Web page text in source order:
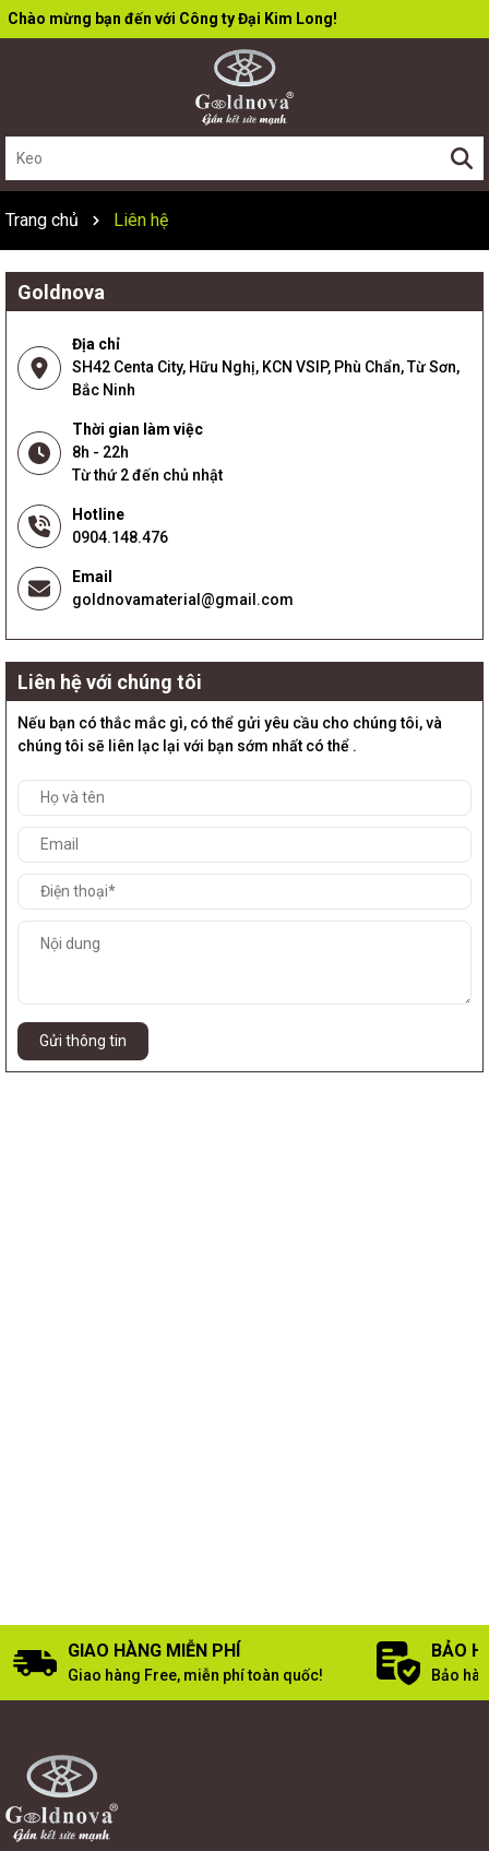
Chào mừng bạn đến với Công ty Đại Kim Long!
Trang chủ Liên hệ
Goldnova
Địa chỉ
SH42 Centa City, Hữu Nghị, KCN VSIP, Phù Chẩn, Từ Sơn,
Bắc Ninh
Thời gian làm việc
8h - 22h
Từ thứ 2 đến chủ nhật
Hotline
0904.148.476
Email
goldnovamaterial@gmail.com
Liên hệ với chúng tôi
Nếu bạn có thắc mắc gì, có thể gửi yêu cầu cho chúng tôi, và
chúng tôi sẽ liên lạc lại với bạn sớm nhất có thể .
Gửi thông tin
GIAO HÀNG MIỄN PHÍ
Giao hàng Free, miễn phí toàn quốc!
BẢO
Bảo